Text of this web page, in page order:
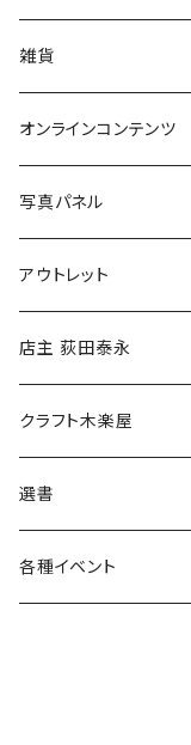
美術
POLEWARDS
Tシャツ
雑貨
バッグ
ブックカバー
マグカップ
傘
食料品
その他
オンラインコンテンツ
冒険クロストーク
写真パネル
アウトレット
店主 荻田泰永
書籍
ウェア
クラフト木楽屋
選書
各種イベント